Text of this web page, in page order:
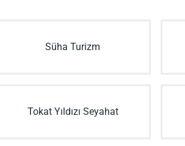
Süha Turizm
Tokat Yıldızı Seyahat